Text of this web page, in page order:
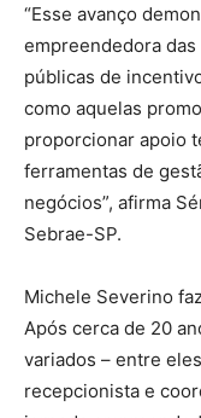
“Esse avanço
empreendedora
públicas de
como aquelas
proporcionar apoio
ferramentas de
negócios”, afirma
Sebrae-SP.
Michele Severino
Após cerca de 20
variados – entre
recepcionista e